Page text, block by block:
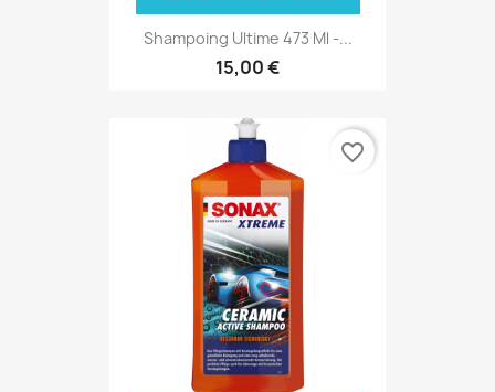
Shampoing Ultime 473 Ml -...
15,00 €
favorite_border